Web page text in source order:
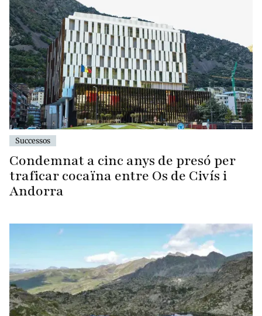
Successos
Condemnat a cinc anys de presó per
traficar cocaïna entre Os de Civís i
Andorra